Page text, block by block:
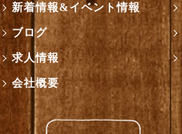
新着情報&イベント情報
ブログ
求人情報
会社概要